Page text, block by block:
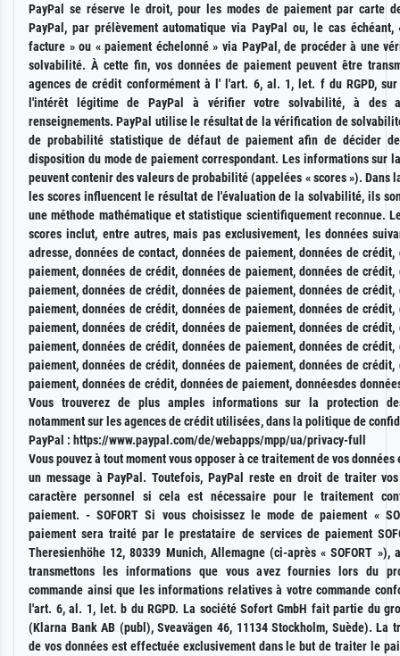
PayPal se réserve le droit, pour les modes de paiement par carte
PayPal, par prélèvement automatique via PayPal ou, le cas échéant,
facture » ou « paiement échelonné » via PayPal, de procéder à une
solvabilité. À cette fin, vos données de paiement peuvent être
agences de crédit conformément à l' l'art. 6, al. 1, let. f du RGPD,
l'intérêt légitime de PayPal à vérifier votre solvabilité, à des
renseignements. PayPal utilise le résultat de la vérification de
de probabilité statistique de défaut de paiement afin de décider
disposition du mode de paiement correspondant. Les informations sur
peuvent contenir des valeurs de probabilité (appelées « scores »). Dans
les scores influencent le résultat de l'évaluation de la solvabilité, ils
une méthode mathématique et statistique scientifiquement reconnue.
scores inclut, entre autres, mais pas exclusivement, les données
adresse, données de contact, données de paiement, données de crédit,
paiement, données de crédit, données de paiement, données de crédit,
paiement, données de crédit, données de paiement, données de crédit,
paiement, données de crédit, données de paiement, données de crédit,
paiement, données de crédit, données de paiement, données de crédit,
paiement, données de crédit, données de paiement, données de crédit,
paiement, données de crédit, données de paiement, données de crédit,
paiement, données de crédit, données de paiement, donnéesdes
Vous trouverez de plus amples informations sur la protection
notamment sur les agences de crédit utilisées, dans la politique de
PayPal : https://www.paypal.com/de/webapps/mpp/ua/privacy-full
Vous pouvez à tout moment vous opposer à ce traitement de vos données
un message à PayPal. Toutefois, PayPal reste en droit de traiter
caractère personnel si cela est nécessaire pour le traitement
paiement. - SOFORT Si vous choisissez le mode de paiement «
paiement sera traité par le prestataire de services de paiement
Theresienhöhe 12, 80339 Munich, Allemagne (ci-après « SOFORT »),
transmettons les informations que vous avez fournies lors du
commande ainsi que les informations relatives à votre commande
l'art. 6, al. 1, let. b du RGPD. La société Sofort GmbH fait partie du
(Klarna Bank AB (publ), Sveavägen 46, 11134 Stockholm, Suède). La
de vos données est effectuée exclusivement dans le but de traiter le